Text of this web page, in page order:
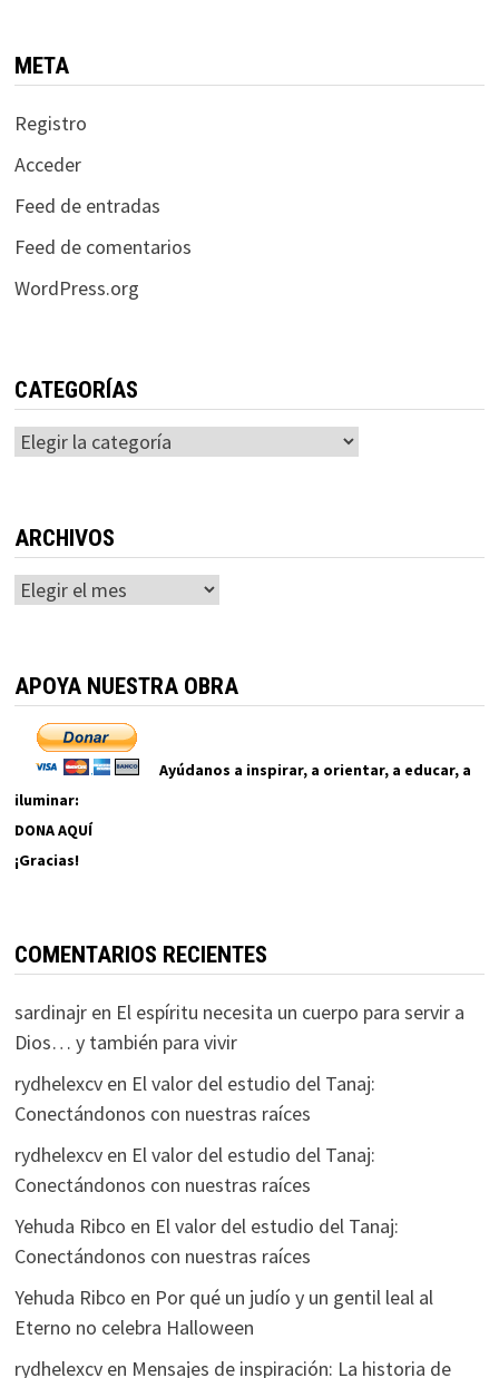
META
Registro
Acceder
Feed de entradas
Feed de comentarios
WordPress.org
CATEGORÍAS
Categorías
ARCHIVOS
Archivos
APOYA NUESTRA OBRA
Ayúdanos a inspirar, a orientar, a educar, a
iluminar:
DONA AQUÍ
¡Gracias!
COMENTARIOS RECIENTES
sardinajren El espíritu necesita un cuerpo para servir a
Dios… y también para vivir
rydhelexcven El valor del estudio del Tanaj:
Conectándonos con nuestras raíces
rydhelexcven El valor del estudio del Tanaj:
Conectándonos con nuestras raíces
Yehuda Ribco en El valor del estudio del Tanaj:
Conectándonos con nuestras raíces
Yehuda Ribco en Por qué un judío y un gentil leal al
Eterno no celebra Halloween
rydhelexcven Mensajes de inspiración: La historia de